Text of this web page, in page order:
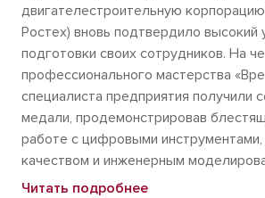
двигателестроительную
Ростех) вновь подтвердило высокий
подготовки своих сотрудников. На
профессионального мастерства
специалиста предприятия получили
медали, продемонстрировав
работе с цифровыми
качеством и инженерным
Читать подробнее